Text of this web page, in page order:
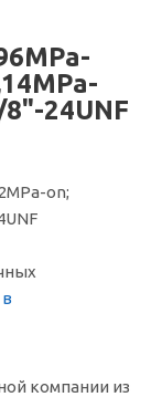
24UNF
on;
компании из